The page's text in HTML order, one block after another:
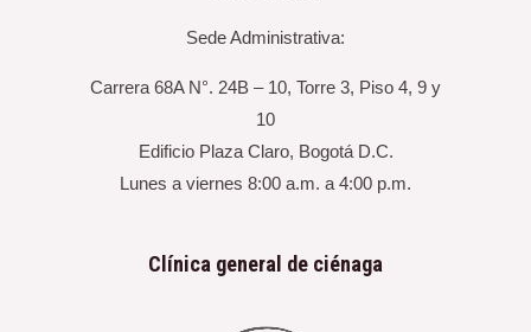
Sede Administrativa:
Carrera 68A N°. 24B – 10, Torre 3, Piso 4, 9 y
10
Edificio Plaza Claro, Bogotá D.C.
Lunes a viernes 8:00 a.m. a 4:00 p.m.
Clínica general de ciénaga